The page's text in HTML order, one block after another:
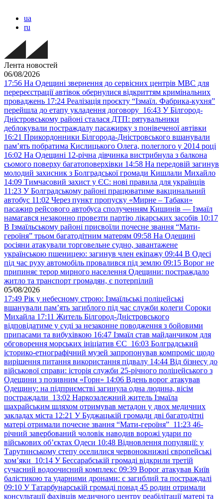
ua
ru
Лента новостей
06/08/2026
17:56 На Одещині звернення до сервісних центрів МВС для
перереєстрації автівок обернулися відкриттям кримінальних
проваджень 17:24 Реалізація проєкту “Ізмаїл. Фабрика-кухня”
перейшла до етапу укладення договору 16:43 У Білгород-
Дністровському районі сталася ДТП: рятувальники
деблокували постраждалу пасажирку з понівеченої автівки
16:21 Прикордонники Білгорода-Дністровського вшанували
пам’ять побратима Кислицького Олега, полеглого у 2014 році
16:02 На Одещині 12-річна дівчинка вистрибнула з балкона
сьомого поверху багатоповерхівки 14:58 На передовій загинув
молодий захисник з Болградської громади Кишлали Михайло
14:09 Тимчасовий захист у ЄС: нові правила для українців
11:23 У Болградському районі працюватиме вакцинальний
автобус 11:02 Через пункт пропуску «Мирне – Табаки»
пасажир рейсового автобуса сполученням Кишинів — Ізмаїл
намагався незаконно провезти партію лікарських засобів 10:17
В Ізмаїльському районі присвоїли почесне звання “Мати-
героїня” трьом багатодітним матерям 09:58 На Одещині
росіяни атакували торговельне судно, завантажене
українською пшеницею: загинув член екіпажу 09:44 В Одесі
під час руху автомобіль провалився під землю 09:15 Ворог не
припиняє терор мирного населення Одещини: постраждало
житло та транспорт громадян, є потерпілий
05/08/2026
17:49 Рік у небесному строю: Ізмаїльські поліцейські
вшанували пам’ять загиблого під час служби колеги Сороки
Михайла 17:11 Житель Білгород-Дністровського
відповідатиме у суді за незаконне поводження з бойовими
припасами та вибухівкою 16:47 Ізмаїл став майданчиком для
обговорення морських ініціатив ЄС 16:03 Болградський
історико-етнографічний музей запропонував компроміс щодо
вирішення питання використання підвалу 14:44 Від бізнесу до
військової справи: історія служби 25-річного поліцейського з
Одещини з позивним «Горн» 14:06 Вдень ворог атакував
Одещину: на підприємстві загинула одна людина, вісім
постраждали 13:02 Наркозалежний житель Ізмаїла
шахрайським шляхом отримував метадон у двох медичних
закладах міста 12:21 У Буджацькій громади дві багатодітні
матері отримали почесне звання “Мати-героїня” 11:23 46-
річний завербований чоловік наводив ворожі удари по
військових обʼєктах Одеси 10:48 Відновлення популяції: у
Тарутинському степу оселилися червонокнижні європейські
хом’яки 10:14 У Бессарабській громаді відкрили третій
сучасний водоочисний комплекс 09:39 Ворог атакував Київ
балістикою та ударними дронами: є загиблий та постраждалі
09:10 У Татарбунарській громаді понад 45 родин отримали
консультації фахівців медичного центру реабілітації матері та